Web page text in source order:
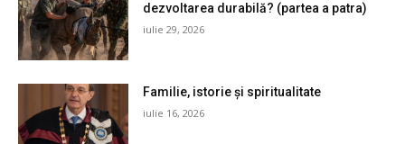
dezvoltarea durabilă? (partea a patra)
iulie 29, 2026
Familie, istorie și spiritualitate
iulie 16, 2026